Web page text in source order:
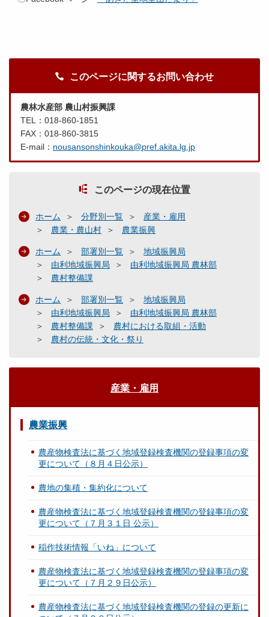
このページに関するお問い合わせ
農林水産部 農山村振興課
TEL：018-860-1851
FAX：018-860-3815
E-mail： nousansonshinkouka@pref.akita.lg.jp
このページの現在位置
ホーム 分野別一覧
産業・雇用
農業・農山村
農業振興
ホーム 部署別一覧
地域振興局
由利地域振興局
由利地域振興局 農林部
農村整備課
ホーム 部署別一覧
地域振興局
由利地域振興局
由利地域振興局 農林部
農村整備課
農村における取組・活動
農村の伝統・文化・祭り
産業・雇用
農業振興
農産物検査法に基づく地域登録検査機関の登録事項の変
更について（８月４日公示）
農地の集積・集約化について
農産物検査法に基づく地域登録検査機関の登録事項の変
更について（７月３１日 公示）
稲作技術情報「いね」について
農産物検査法に基づく地域登録検査機関の登録事項の変
更について（７月２９日公示）
農産物検査法に基づく地域登録検査機関の登録の更新に